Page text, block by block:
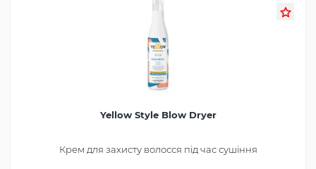
Yellow Style Blow Dryer
Крем для захисту волосся під час сушіння